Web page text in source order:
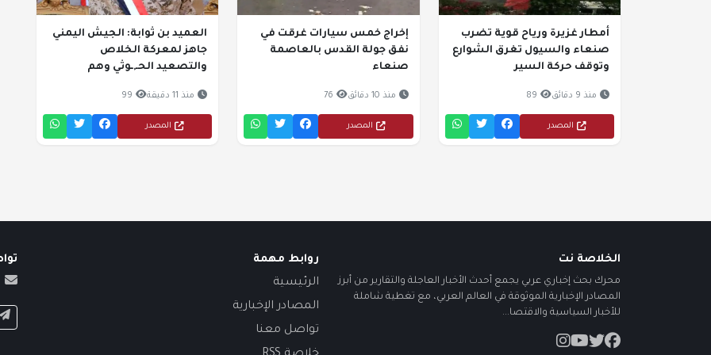
أمطار غزيرة ورياح قوية تضرب
صنعاء والسيول تغرق الشوارع
وتوقف حركة السير
منذ 9 دقائق 89
المصدر
إخراج خمس سيارات غرقت في
نفق جولة القدس بالعاصمة
صنعاء
منذ 10 دقائق 76
المصدر
​العميد بن ثوابة: الجيش اليمني
جاهز لمعركة الخلاص
والتصعيد الحـ,ـوثي وهم
منذ 11 دقيقة 99
المصدر
الخلاصة نت
محرك بحث إخباري عربي يجمع أحدث الأخبار العاجلة والتقارير من أبرز
المصادر الإخبارية الموثوقة في العالم العربي، مع تغطية شاملة
للأخبار السياسية والاقتصا...
روابط مهمة
الرئيسية
المصادر الإخبارية
تواصل معنا